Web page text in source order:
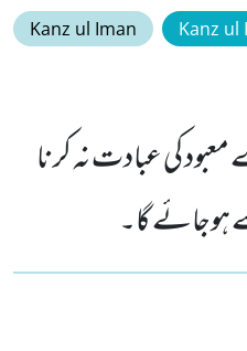
Kanz ul Iman Kanz ul
کی عبادت نہ کر نا
ہوجائے گا۔